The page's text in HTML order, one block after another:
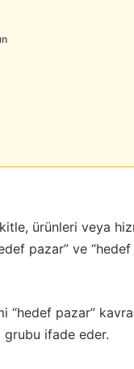
ürünleri veya
pazar” ve
pazar”
grubu ifade eder.